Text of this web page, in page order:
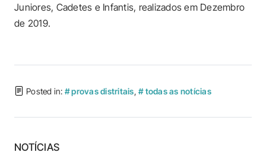
Juniores, Cadetes e Infantis, realizados em Dezembro
de 2019.
Posted in: # provas distritais, # todas as notícias
NOTÍCIAS